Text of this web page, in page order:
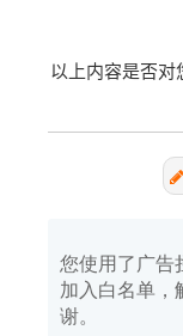
以上内容是否对
您使用了广告
加入白名单，
谢。